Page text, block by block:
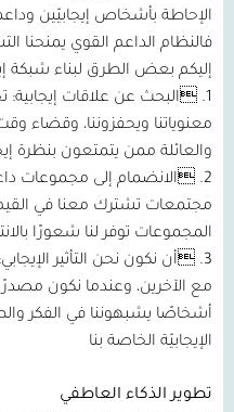
الإحاطة بأشخاص إيجابيّين
فالنظام الداعم القوي يمنحنا
إليكم بعض الطرق لبناء شبكة
1. البحث عن علاقات
معنوياتنا ويحفزوننا، وقضاء
والعائلة ممن يتمتعون بنظرة
2. الانضمام إلى مجموعات
مجتمعات تشترك معنا في
المجموعات توفر لنا شعورًا
3. أن نكون نحن التأثير
مع الآخرين، وعندما نكون
أشخاصًا يشبهوننا في الفكر
الإيجابيّة الخاصة بنا
تطوير الذكاء العاطفي